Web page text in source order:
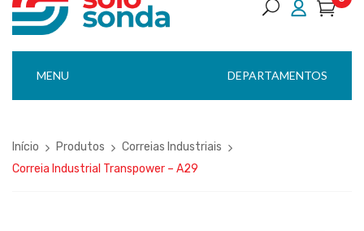
DEPARTAMENTOS
MENU
Início Produtos
Correias Industriais
Correia Industrial Transpower – A29